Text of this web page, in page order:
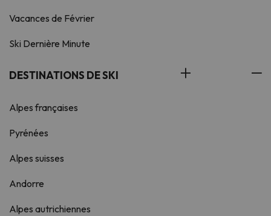
Vacances de Février
Ski Dernière Minute
DESTINATIONS DE SKI
Alpes françaises
Pyrénées
Alpes suisses
Andorre
Alpes autrichiennes